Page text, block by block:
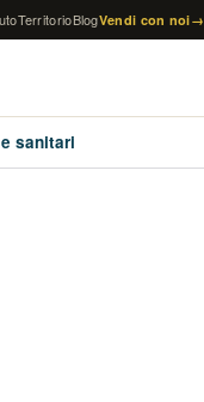
TerritorioBlogVendi con noi→
sanitari